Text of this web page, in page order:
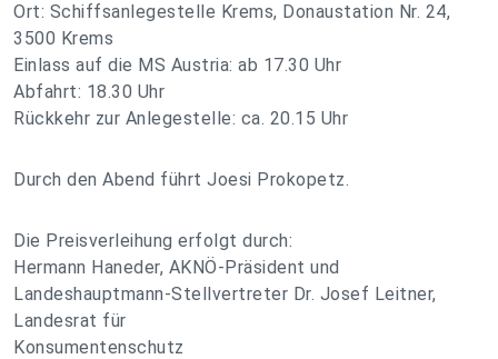
Ort: Schiffsanlegestelle Krems, Donaustation Nr. 24,
3500 Krems
Einlass auf die MS Austria: ab 17.30 Uhr
Abfahrt: 18.30 Uhr
Rückkehr zur Anlegestelle: ca. 20.15 Uhr
Durch den Abend führt Joesi Prokopetz.
Die Preisverleihung erfolgt durch:
Hermann Haneder, AKNÖ-Präsident und
Landeshauptmann-Stellvertreter Dr. Josef Leitner,
Landesrat für
Konsumentenschutz